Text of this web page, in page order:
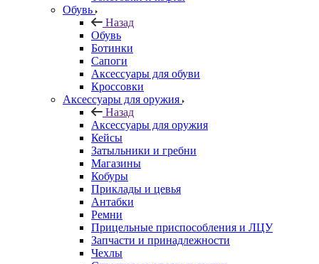
Обувь
Назад
Обувь
Ботинки
Сапоги
Аксессуары для обуви
Кроссовки
Аксессуары для оружия
Назад
Аксессуары для оружия
Кейсы
Затыльники и гребни
Магазины
Кобуры
Приклады и цевья
Антабки
Ремни
Прицельные приспособления и ЛЦУ
Запчасти и принадлежности
Чехлы